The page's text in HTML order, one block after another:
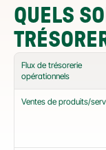
QUELS
Flux de trésorerie
opérationnels
Ventes de produits/